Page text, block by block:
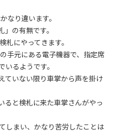
なり違います。
の有無です。
札にやってきます。
手元にある電子機器で、指定席
るようです。
ていない限り車掌から声を掛け
ると検札に来た車掌さんがやっ
しまい、かなり苦労したことは